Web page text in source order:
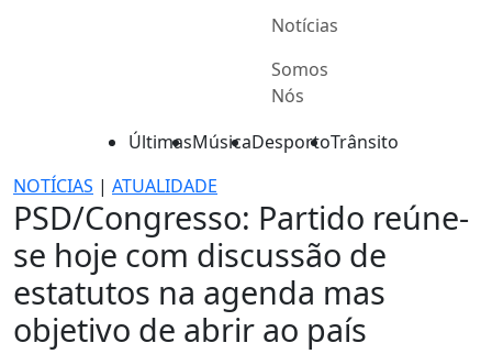
Notícias
Somos
Nós
ÚltimasMúsicaDesportoTrânsito
NOTÍCIAS | ATUALIDADE
PSD/Congresso: Partido reúne-
se hoje com discussão de
estatutos na agenda mas
objetivo de abrir ao país